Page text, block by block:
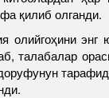
қилиб олганди.
олийгоҳини энг
талабалар